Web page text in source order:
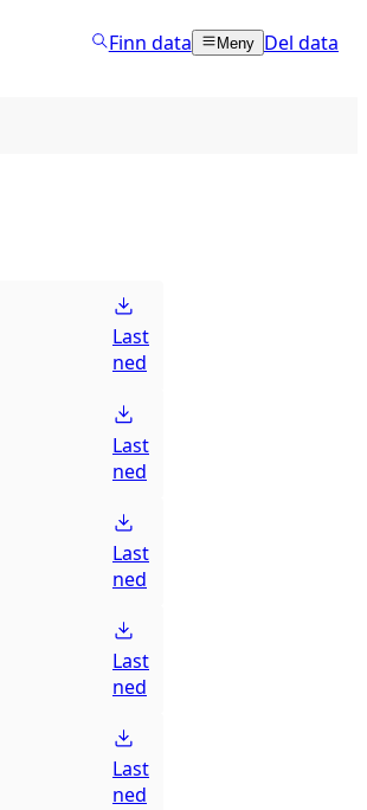
Finn data Meny Del data
Last
ned
Last
ned
Last
ned
Last
ned
Last
ned